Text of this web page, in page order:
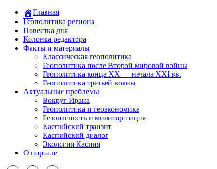
Главная
Геополитика региона
Повестка дня
Колонка редактора
Факты и материалы
Классическая геополитика
Геополитика после Второй мировой войны
Геополитика конца XX — начала XXI вв.
Геополитика третьей волны
Актуальные проблемы
Вокруг Ирана
Геополитика и геоэкономика
Безопасность и милитаризация
Каспийский транзит
Каспийский диалог
Экология Каспия
О портале